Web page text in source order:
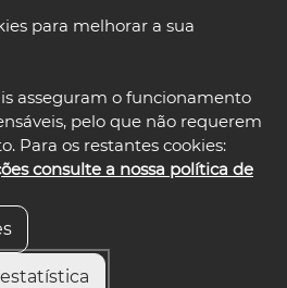
para melhorar a sua
asseguram o funcionamento
pelo que não requerem
Para os restantes cookies:
consulte a nossa política de
select language